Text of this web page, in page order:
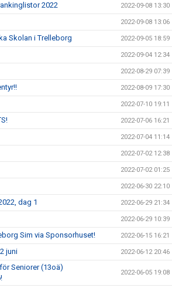
2022 2022-09-08 13:30
2022-09-08 13:06
Skolan i Trelleborg 2022-09-05 18:59
2022-09-04 12:34
2022-08-29 07:39
2022-08-09 17:30
2022-07-10 19:11
2022-07-06 16:21
2022-07-04 11:14
2022-07-02 12:38
2022-07-02 01:25
2022-06-30 22:10
dag 1 2022-06-29 21:34
2022-06-29 10:39
Sim via Sponsorhuset! 2022-06-15 16:21
juni 2022-06-12 20:46
Seniorer (13oä)
2022-06-05 19:08